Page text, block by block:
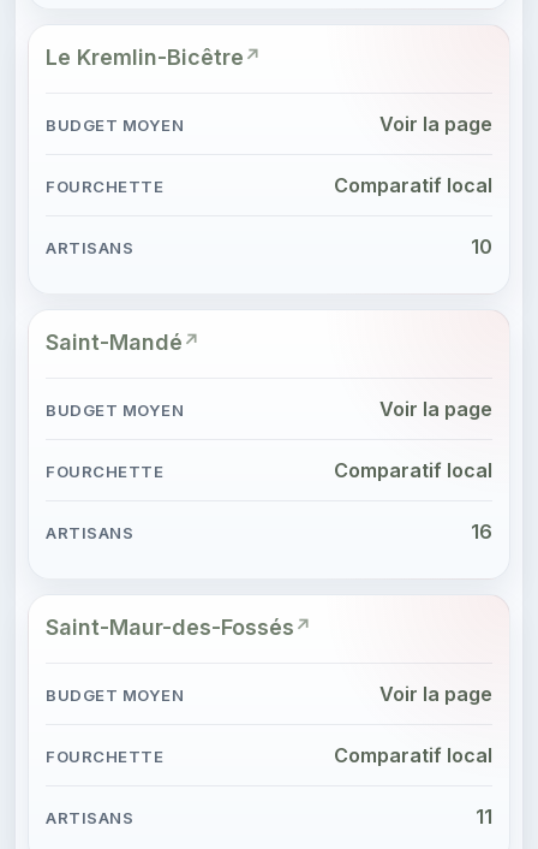
Le Kremlin-Bicêtre
Voir la page
Comparatif local
10
Saint-Mandé
Voir la page
Comparatif local
16
Saint-Maur-des-Fossés
Voir la page
Comparatif local
11